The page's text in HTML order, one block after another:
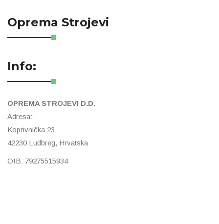
Oprema Strojevi
Info:
OPREMA STROJEVI D.D.
Adresa:
Koprivnička 23
42230 Ludbreg, Hrvatska
OIB: 79275515934